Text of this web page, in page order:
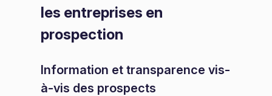
les entreprises en
prospection
Information et transparence vis-
à-vis des prospects